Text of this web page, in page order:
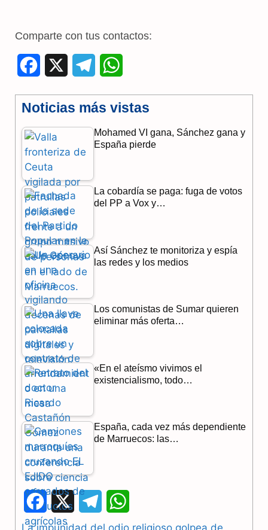
Comparte con tus contactos:
c
e
b
o
o
k
l
e
a
a
t
p
Noticias más vistas
Mohamed VI gana, Sánchez gana y
España pierde
La cobardía se paga: fuga de votos
del PP a Vox y…
Así Sánchez te monitoriza y espía
las redes y los medios
Los comunistas de Sumar quieren
eliminar más oferta…
«En el ateísmo vivimos el
existencialismo, todo…
España, cada vez más dependiente
de Marruecos: las…
F
a
e
h
La impunidad del odio religioso golpea de